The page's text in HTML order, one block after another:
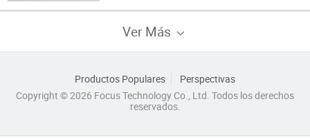
Ver Más
Productos Populares
Perspectivas
Copyright © 2026 Focus Technology Co., Ltd. Todos los derechos
reservados.